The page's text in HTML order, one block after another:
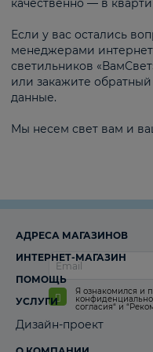
качественно — в
Если у вас остались
менеджерами
светильников
или закажите обратный
данные.
Мы несем свет вам и
Я ознакомился и
согласия“ и
АДРЕСА МАГАЗИНОВ
ИНТЕРНЕТ-МАГАЗИН
ПОМОЩЬ
УСЛУГИ
Дизайн-проект